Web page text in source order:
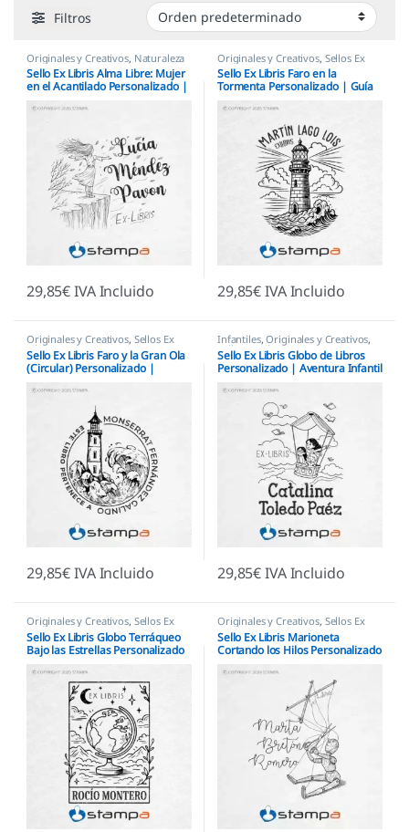
Filtros
Originales y Creativos, Naturaleza
y Flores Sellos Ex Libris
Sello Ex Libris Alma Libre: Mujer
en el Acantilado Personalizado |
29,85€IVA Incluido
Originales y Creativos, Sellos Ex
Libris
Sello Ex Libris Faro en la
Tormenta Personalizado | Guía
Literaria
29,85€IVA Incluido
Originales y Creativos, Sellos Ex
Libris
Sello Ex Libris Faro y la Gran Ola
(Circular) Personalizado |
29,85€IVA Incluido
Infantiles,Originales y Creativos,
Sellos Ex Libris
Sello Ex Libris Globo de Libros
Personalizado | Aventura Infantil
29,85€IVA Incluido
Originales y Creativos, Sellos Ex
Libris
Sello Ex Libris Globo Terráqueo
Bajo las Estrellas Personalizado
| Viajero
Originales y Creativos, Sellos Ex
Libris
Sello Ex Libris Marioneta
Cortando los Hilos Personalizado